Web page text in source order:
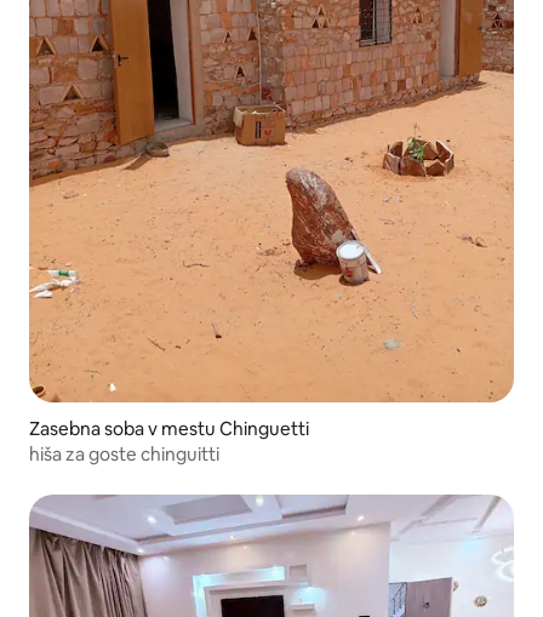
Zasebna soba v mestu Chinguetti
hiša za goste chinguitti